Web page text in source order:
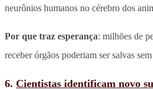
neurônios humanos no cérebro dos
Por que traz esperança: milhões de
receber órgãos poderiam ser salvas
6. Cientistas identificam novo